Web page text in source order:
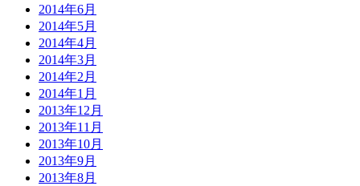
2014年6月
2014年5月
2014年4月
2014年3月
2014年2月
2014年1月
2013年12月
2013年11月
2013年10月
2013年9月
2013年8月